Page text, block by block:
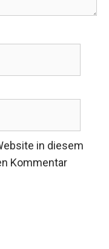
in diesem
Kommentar